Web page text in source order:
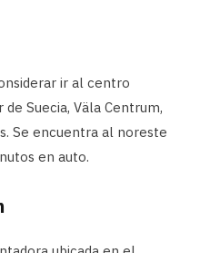
ir al centro
Suecia, Väla Centrum,
Se encuentra al noreste
en auto.